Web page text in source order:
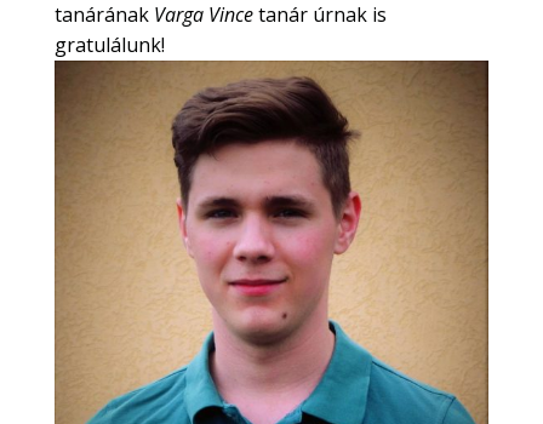
tanárának Varga Vincetanár úrnak is
gratulálunk!